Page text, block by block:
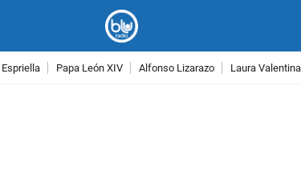
Papa León XIV Alfonso Lizarazo Laura